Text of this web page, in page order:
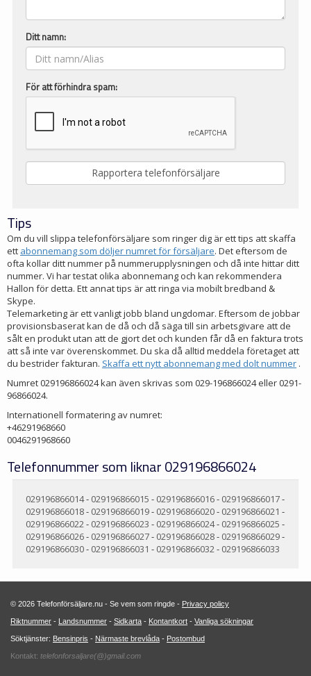
Ditt namn:
För att förhindra spam:
Tips
Om du vill slippa telefonförsäljare som ringer dig är ett tips att skaffa
ett abonnemang som döljer numret för försäljare. Det eftersom de
ofta kollar ditt nummer på nummerupplysningen och då inte hittar ditt
nummer. Vi har testat olika abonnemang och kan rekommendera
Hallon för detta. Ett annat tips är att ringa via mobilt bredband &
Skype.
Telemarketing är ett vanligt jobb bland ungdomar. Eftersom de jobbar
provisionsbaserat kan de då och då säga till sin arbetsgivare att de
sålt en produkt utan att de gjort det och kunden får då en faktura trots
att så inte var överenskommet. Du ska då alltid meddela företaget att
du bestrider fakturan. Skaffa ett nytt abonnemang med dolt nummer .
Numret 029196866024 kan även skrivas som 029-196866024 eller 0291-
96866024.
Internationell formatering av numret:
+46291968660
0046291968660
Telefonnummer som liknar 029196866024
029196866014- 029196866015 - 029196866016- 029196866017-
029196866018- 029196866019- 029196866020- 029196866021 -
029196866022- 029196866023 - 029196866024- 029196866025 -
029196866026- 029196866027- 029196866028- 029196866029-
029196866030- 029196866031 - 029196866032- 029196866033
© 2026 Telefonförsäljare.nu - Se vem som ringde - Privacy policy
Riktnummer - Landsnummer - Sidkarta - Kontantkort - Vanliga sökningar
Söktjänster: Bensinpris - Närmaste brevlåda - Postombud
Kontakt: telefonforsaljare(@)gmail.com